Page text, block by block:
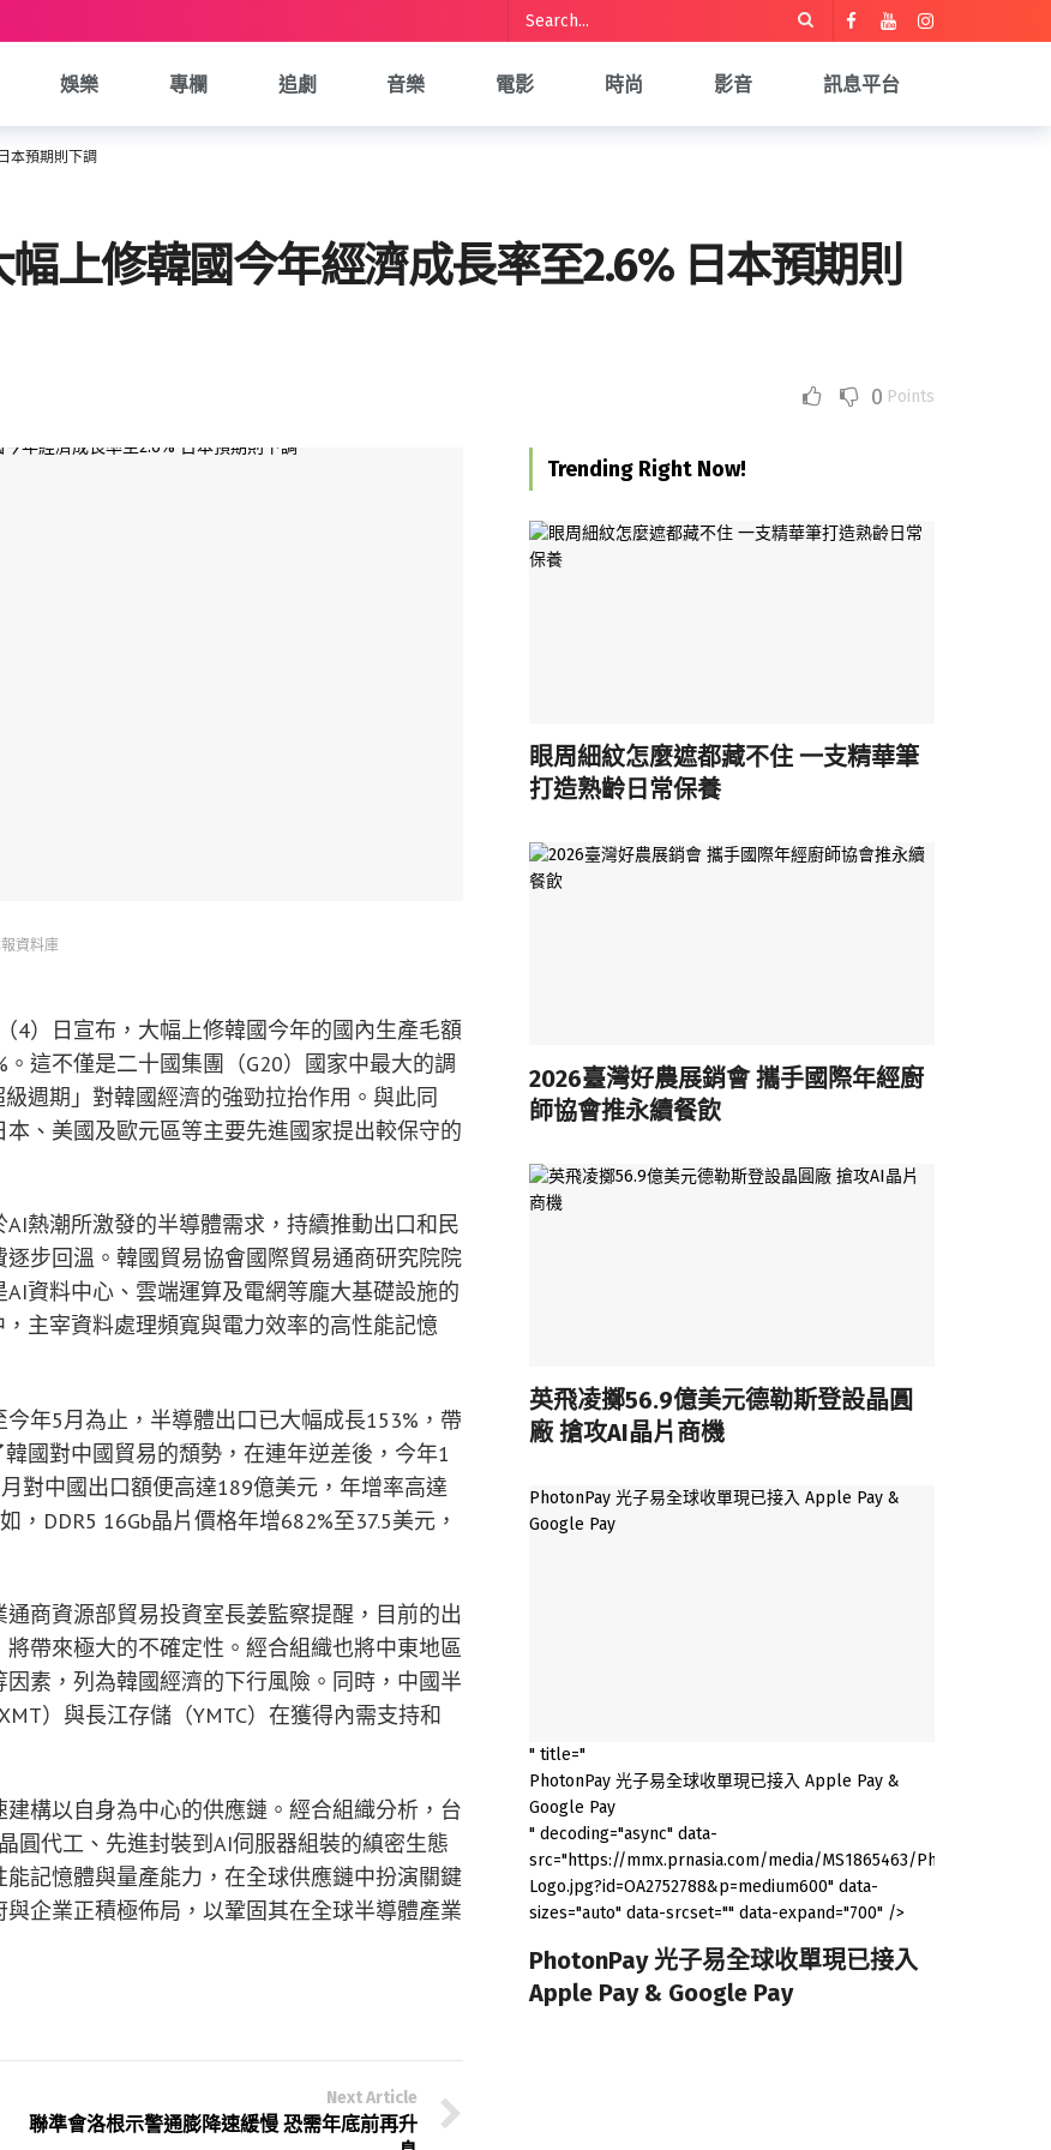
娛樂 專欄 追劇 音樂 電影 時尚 影音 訊息平台
本預期則下調
幅上修韓國今年經濟成長率至2.6% 日本預期則
0 Points
資料庫
4）日宣布，大幅上修韓國今年的國內生產毛額
。這不僅是二十國集團（G20）國家中最大的調
週期」對韓國經濟的強勁拉抬作用。與此同
、美國及歐元區等主要先進國家提出較保守的
熱潮所激發的半導體需求，持續推動出口和民
步回溫。韓國貿易協會國際貿易通商研究院院
資料中心、雲端運算及電網等龐大基礎設施的
主宰資料處理頻寬與電力效率的高性能記憶
年5月為止，半導體出口已大幅成長153%，帶
國對中國貿易的頹勢，在連年逆差後，今年1
對中國出口額便高達189億美元，年增率高達
DDR5 16Gb晶片價格年增682%至37.5美元，
商資源部貿易投資室長姜監察提醒，目前的出
帶來極大的不確定性。經合組織也將中東地區
素，列為韓國經濟的下行風險。同時，中國半
）與長江存儲（YMTC）在獲得內需支持和
構以自身為中心的供應鏈。經合組織分析，台
圓代工、先進封裝到AI伺服器組裝的縝密生態
記憶體與量產能力，在全球供應鏈中扮演關鍵
企業正積極佈局，以鞏固其在全球半導體產業
Next Article
聯準會洛根示警通膨降速緩慢 恐需年底前再升
Trending Right Now!
眼周細紋怎麼遮都藏不住 一支精華筆
打造熟齡日常保養
2026臺灣好農展銷會 攜手國際年經廚
師協會推永續餐飲
英飛凌擲56.9億美元德勒斯登設晶圓
廠 搶攻AI晶片商機
PhotonPay 光子易全球收單現已接入 Apple Pay &
Google Pay
" title="
PhotonPay 光子易全球收單現已接入 Apple Pay &
Google Pay
" decoding="async" data-
src="https://mmx.prnasia.com/media/MS1865463/PhotonPay-
Logo.jpg?id=OA2752788&p=medium600" data-
sizes="auto" data-srcset="" data-expand="700" />
PhotonPay 光子易全球收單現已接入
Apple Pay & Google Pay